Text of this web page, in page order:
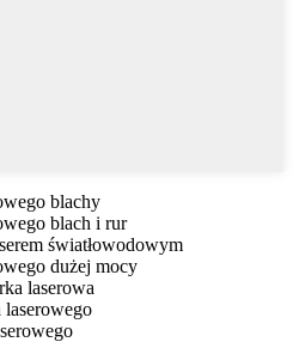
blachy
blach i rur
światłowodowym
dużej mocy
laserowa
laserowego